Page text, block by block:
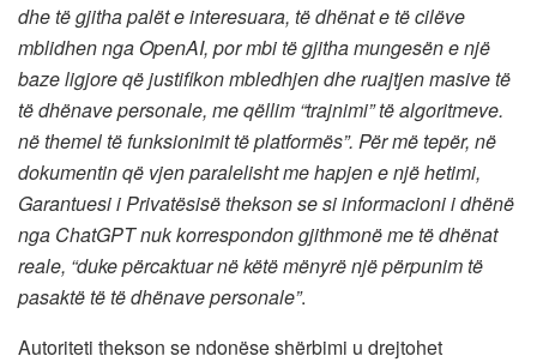
dhe të gjitha palët e interesuara, të dhënat e të cilëve
mblidhen nga OpenAI, por mbi të gjitha mungesën e një
baze ligjore që justifikon mbledhjen dhe ruajtjen masive të
të dhënave personale, me qëllim “trajnimi” të algoritmeve.
në themel të funksionimit të platformës”. Për më tepër, në
dokumentin që vjen paralelisht me hapjen e një hetimi,
Garantuesi i Privatësisë thekson se si informacioni i dhënë
nga ChatGPT nuk korrespondon gjithmonë me të dhënat
reale, “duke përcaktuar në këtë mënyrë një përpunim të
pasaktë të të dhënave personale”.
Autoriteti thekson se ndonëse shërbimi u drejtohet